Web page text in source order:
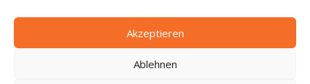
Akzeptieren
Ablehnen
Tel.: 04408 - 87 15
Fax.: 04408 - 80 95 93
Mobil: 0173 - 70 82 833
info@bremer-haus.de